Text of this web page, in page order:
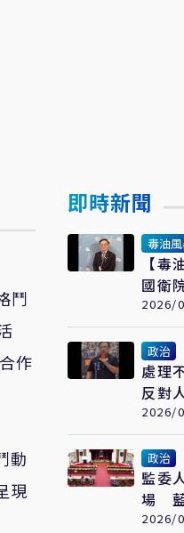
鬥
作
動
現
即時新聞
毒油
【毒
國衛
建立
2026/
政治
處理
反對
機構
案件
2026/
政治
監委
場 藍
需浪
2026/